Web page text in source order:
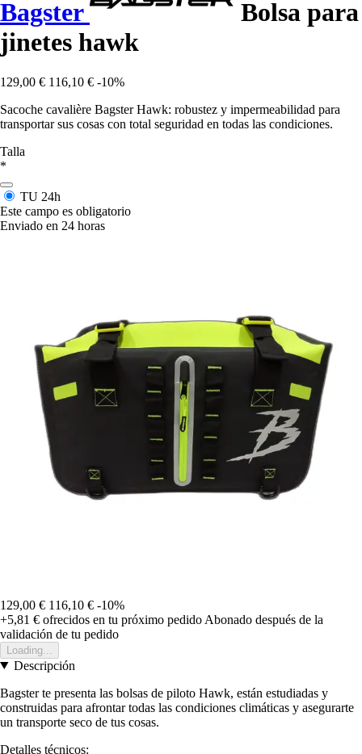
Bagster
Bolsa para
jinetes hawk
129,00 € 116,10 € -10%
Sacoche cavalière Bagster Hawk: robustez y impermeabilidad para
transportar sus cosas con total seguridad en todas las condiciones.
Talla
*
TU 24h
Este campo es obligatorio
Enviado en 24 horas
129,00 € 116,10 € -10%
+5,81 € ofrecidos en tu próximo pedido Abonado después de la
validación de tu pedido
Loading...
Descripción
Bagster te presenta las bolsas de piloto Hawk, están estudiadas y
construidas para afrontar todas las condiciones climáticas y asegurarte
un transporte seco de tus cosas.
Detalles técnicos: